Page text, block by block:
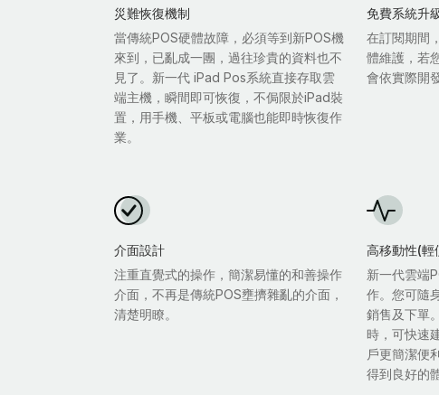
災難恢復機制
當傳統POS硬體故障，必須等到新POS機
來到，已亂成一團，過往珍貴的資料也不
見了。新一代 iPad Pos系統直接存取雲
端主機，瞬間即可恢復，不侷限於iPad裝
置，用手機、平板或電腦也能即時恢復作
業。
免費系統升
在訂閱期間
體維護，若
會依實際開
介面設計
注重直覺式的操作，簡潔易懂的和善操作
介面，不再是傳統POS壅擠雜亂的介面，
清楚明瞭。
高移動性(輕
新一代雲端
作。您可隨
銷售及下單
時，可快速
戶更簡潔便
得到良好的